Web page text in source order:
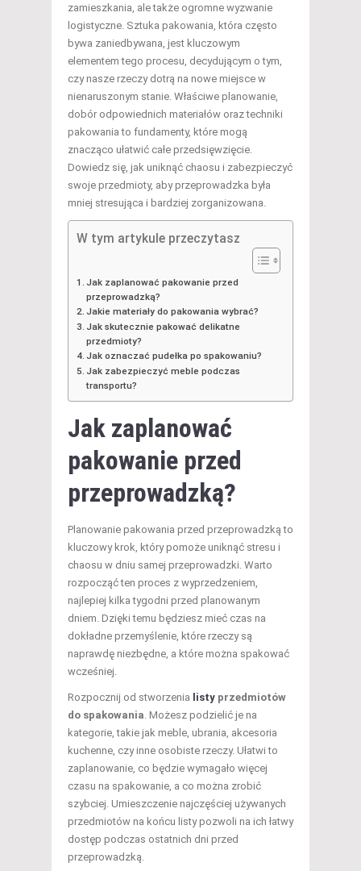
zamieszkania, ale także ogromne wyzwanie
logistyczne. Sztuka pakowania, która często
bywa zaniedbywana, jest kluczowym
elementem tego procesu, decydującym o tym,
czy nasze rzeczy dotrą na nowe miejsce w
nienaruszonym stanie. Właściwe planowanie,
dobór odpowiednich materiałów oraz techniki
pakowania to fundamenty, które mogą
znacząco ułatwić całe przedsięwzięcie.
Dowiedz się, jak uniknąć chaosu i zabezpieczyć
swoje przedmioty, aby przeprowadzka była
mniej stresująca i bardziej zorganizowana.
W tym artykule przeczytasz
Jak zaplanować pakowanie przed
przeprowadzką?
Jakie materiały do pakowania wybrać?
Jak skutecznie pakować delikatne
przedmioty?
Jak oznaczać pudełka po spakowaniu?
Jak zabezpieczyć meble podczas
transportu?
Jak zaplanować
pakowanie przed
przeprowadzką?
Planowanie pakowania przed przeprowadzką to
kluczowy krok, który pomoże uniknąć stresu i
chaosu w dniu samej przeprowadzki. Warto
rozpocząć ten proces z wyprzedzeniem,
najlepiej kilka tygodni przed planowanym
dniem. Dzięki temu będziesz mieć czas na
dokładne przemyślenie, które rzeczy są
naprawdę niezbędne, a które można spakować
wcześniej.
Rozpocznij od stworzenia listy przedmiotów
do spakowania . Możesz podzielić je na
kategorie, takie jak meble, ubrania, akcesoria
kuchenne, czy inne osobiste rzeczy. Ułatwi to
zaplanowanie, co będzie wymagało więcej
czasu na spakowanie, a co można zrobić
szybciej. Umieszczenie najczęściej używanych
przedmiotów na końcu listy pozwoli na ich łatwy
dostęp podczas ostatnich dni przed
przeprowadzką.